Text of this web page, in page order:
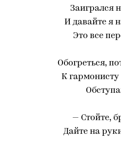
Заигрался
И давайте я
Это все
Обогреться,
К гармонисту
— Стойте,
Дайте на